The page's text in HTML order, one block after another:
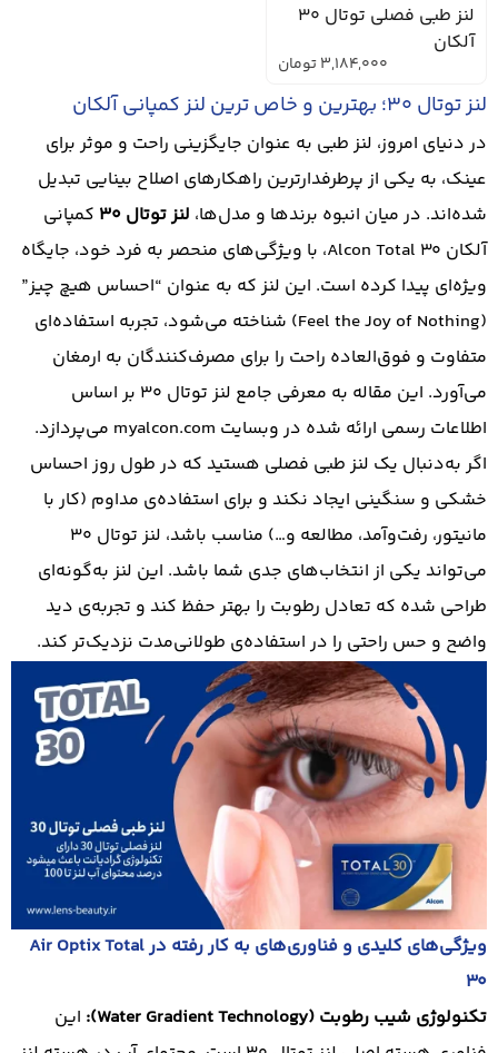
لنز طبی فصلی توتال 30
آلکان
3,184,000تومان
لنز توتال 30؛ بهترین و خاص ترین لنز کمپانی آلکان
در دنیای امروز، لنز طبی به عنوان جایگزینی راحت و موثر برای
عینک، به یکی از پرطرفدارترین راهکارهای اصلاح بینایی تبدیل
شده‌اند. در میان انبوه برندها و مدل‌ها، لنز توتال 30
کمپانی
آلکان Alcon Total 30، با ویژگی‌های منحصر به فرد خود، جایگاه
ویژه‌ای پیدا کرده است. این لنز که به عنوان “احساس هیچ چیز”
(Feel the Joy of Nothing) شناخته می‌شود، تجربه استفاده‌ای
متفاوت و فوق‌العاده راحت را برای مصرف‌کنندگان به ارمغان
می‌آورد. این مقاله به معرفی جامع لنز توتال 30 بر اساس
اطلاعات رسمی ارائه شده در وبسایت myalcon.com می‌پردازد.
اگر به‌دنبال یک لنز طبی فصلی هستید که در طول روز احساس
خشکی و سنگینی ایجاد نکند و برای استفاده‌ی مداوم (کار با
مانیتور، رفت‌وآمد، مطالعه و…) مناسب باشد، لنز توتال 30
می‌تواند یکی از انتخاب‌های جدی شما باشد. این لنز به‌گونه‌ای
طراحی شده که تعادل رطوبت را بهتر حفظ کند و تجربه‌ی دید
واضح و حس راحتی را در استفاده‌ی طولانی‌مدت نزدیک‌تر کند.
ویژگی‌های کلیدی و فناوری‌های به کار رفته در Air Optix Total
30
تکنولوژی شیب رطوبت (Water Gradient Technology):
این